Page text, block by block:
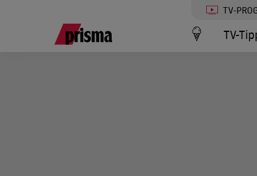
TV-
TV-